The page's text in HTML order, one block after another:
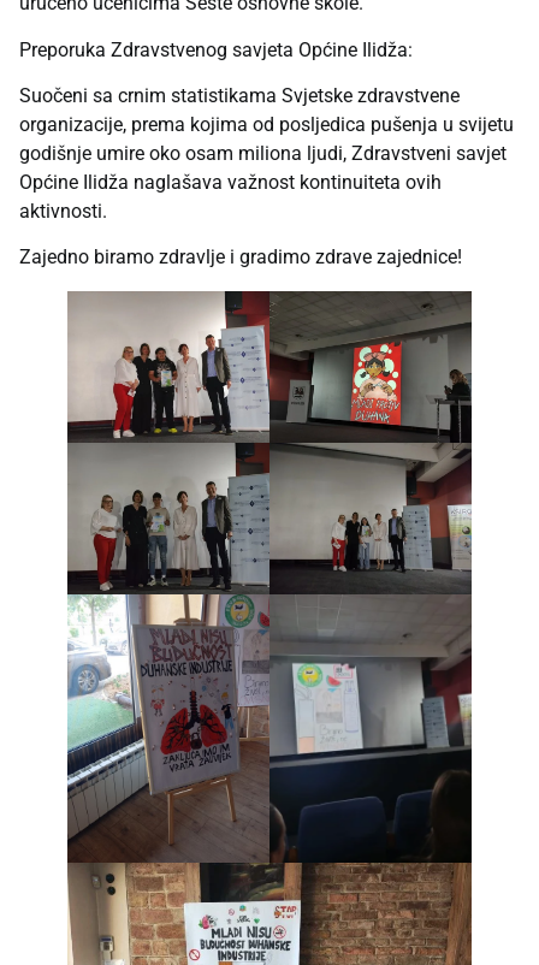
Preporuka Zdravstvenog savjeta Općine Ilidža:
Suočeni sa crnim statistikama Svjetske zdravstvene
organizacije, prema kojima od posljedica pušenja u svijetu
godišnje umire oko osam miliona ljudi, Zdravstveni savjet
Općine Ilidža naglašava važnost kontinuiteta ovih
aktivnosti.
Zajedno biramo zdravlje i gradimo zdrave zajednice!